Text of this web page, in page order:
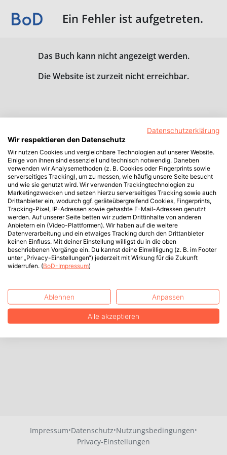
Ein Fehler ist aufgetreten.
Das Buch kann nicht angezeigt werden.
Die Website ist zurzeit nicht erreichbar.
Impressum·Datenschutz·Nutzungsbedingungen·
Privacy-Einstellungen
Datenschutzerklärung
Wir respektieren den Datenschutz
Wir nutzen Cookies und vergleichbare Technologien auf unserer Website.
Einige von ihnen sind essenziell und technisch notwendig. Daneben
verwenden wir Analysemethoden (z. B. Cookies oder Fingerprints sowie
serverseitiges Tracking), um zu messen, wie häufig unsere Seite besucht
und wie sie genutzt wird. Wir verwenden Trackingtechnologien zu
Marketingzwecken und setzen hierzu serverseitiges Tracking sowie auch
Drittanbieter ein, wodurch ggf. geräteübergreifend Cookies, Fingerprints,
Tracking-Pixel, IP-Adressen sowie gehashte E-Mail-Adressen genutzt
werden. Auf unserer Seite betten wir zudem Drittinhalte von anderen
Anbietern ein (Video-Plattformen). Wir haben auf die weitere
Datenverarbeitung und ein etwaiges Tracking durch den Drittanbieter
keinen Einfluss. Mit deiner Einstellung willigst du in die oben
beschriebenen Vorgänge ein. Du kannst deine Einwilligung (z. B. im Footer
unter „Privacy-Einstellungen“) jederzeit mit Wirkung für die Zukunft
widerrufen. (BoD-Impressum)
Ablehnen Anpassen
Alle akzeptieren